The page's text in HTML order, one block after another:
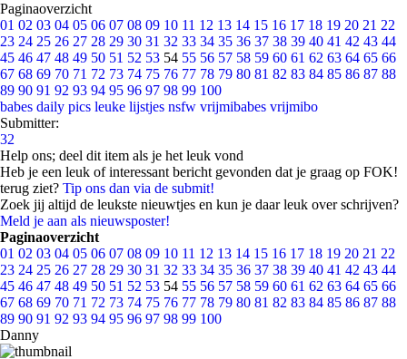
Paginaoverzicht
01 02 03 04 05 06 07 08 09 10 11 12 13 14 15 16 17 18 19 20 21 22
23 24 25 26 27 28 29 30 31 32 33 34 35 36 37 38 39 40 41 42 43 44
45 46 47 48 49 50 51 52 53 54 55 56 57 58 59 60 61 62 63 64 65 66
67 68 69 70 71 72 73 74 75 76 77 78 79 80 81 82 83 84 85 86 87 88
89 90 91 92 93 94 95 96 97 98 99 100
babes daily pics leuke lijstjes nsfw vrijmibabes vrijmibo
Submitter:
32
Help ons; deel dit item als je het leuk vond
Heb je een leuk of interessant bericht gevonden dat je graag op FOK!
terug ziet? Tip ons dan via de submit!
Zoek jij altijd de leukste nieuwtjes en kun je daar leuk over schrijven?
Meld je aan als nieuwsposter!
Paginaoverzicht
01 02 03 04 05 06 07 08 09 10 11 12 13 14 15 16 17 18 19 20 21 22
23 24 25 26 27 28 29 30 31 32 33 34 35 36 37 38 39 40 41 42 43 44
45 46 47 48 49 50 51 52 53 54 55 56 57 58 59 60 61 62 63 64 65 66
67 68 69 70 71 72 73 74 75 76 77 78 79 80 81 82 83 84 85 86 87 88
89 90 91 92 93 94 95 96 97 98 99 100
Danny